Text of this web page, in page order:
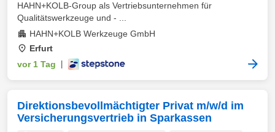
HAHN+KOLB-Group als Vertriebsunternehmen für
Qualitätswerkzeuge und - ...
HAHN+KOLB Werkzeuge GmbH
Erfurt
vor 1 Tag
Direktionsbevollmächtigter Privat m/w/d im
Versicherungsvertrieb in Sparkassen